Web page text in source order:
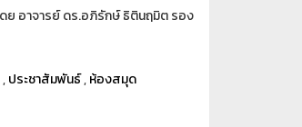
ย อาจารย์ ดร.อภิรักษ์ ธิตินฤมิต รอง
,ประชาสัมพันธ์,ห้องสมุด